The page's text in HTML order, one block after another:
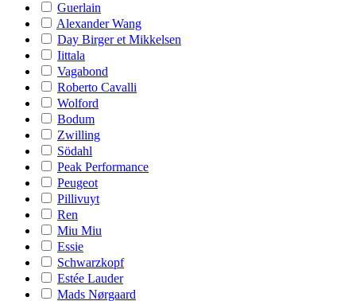
Guerlain
Alexander Wang
Day Birger et Mikkelsen
Iittala
Vagabond
Roberto Cavalli
Wolford
Bodum
Zwilling
Södahl
Peak Performance
Peugeot
Pillivuyt
Ren
Miu Miu
Essie
Schwarzkopf
Estée Lauder
Mads Nørgaard